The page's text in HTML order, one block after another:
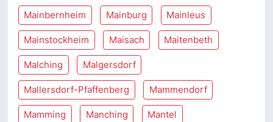
Mainbernheim Mainburg Mainleus
Mainstockheim Maisach Maitenbeth
Malching Malgersdorf
Mallersdorf-Pfaffenberg Mammendorf
Mamming Manching Mantel